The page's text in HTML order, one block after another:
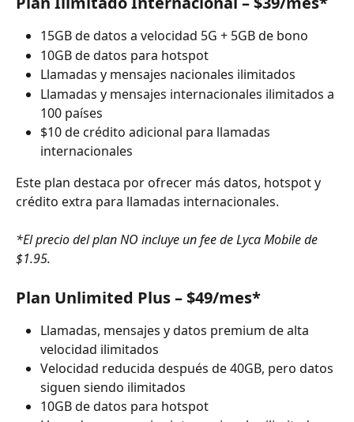
15GB de datos a velocidad 5G + 5GB de bono
10GB de datos para hotspot
Llamadas y mensajes nacionales ilimitados
Llamadas y mensajes internacionales ilimitados a
100 países
$10 de crédito adicional para llamadas
internacionales
Este plan destaca por ofrecer más datos, hotspot y
crédito extra para llamadas internacionales.
*El precio del plan NO incluye un fee de Lyca Mobile de
$1.95.
Plan Unlimited Plus – $49/mes*
Llamadas, mensajes y datos premium de alta
velocidad ilimitados
Velocidad reducida después de 40GB, pero datos
siguen siendo ilimitados
10GB de datos para hotspot